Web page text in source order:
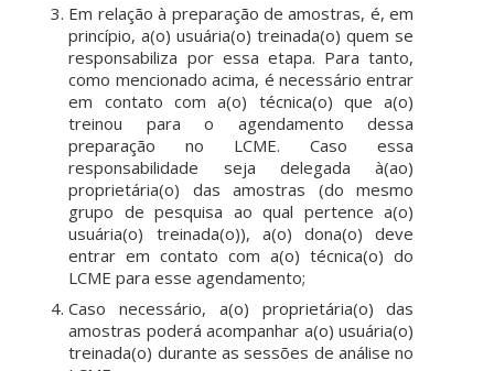
Em relação à preparação de amostras, é, em
princípio, a(o) usuária(o) treinada(o) quem se
responsabiliza por essa etapa. Para tanto,
como mencionado acima, é necessário entrar
em contato com a(o) técnica(o) que a(o)
treinou para o agendamento dessa
preparação no LCME. Caso essa
responsabilidade seja delegada à(ao)
proprietária(o) das amostras (do mesmo
grupo de pesquisa ao qual pertence a(o)
usuária(o) treinada(o)), a(o) dona(o) deve
entrar em contato com a(o) técnica(o) do
LCME para esse agendamento;
Caso necessário, a(o) proprietária(o) das
amostras poderá acompanhar a(o) usuária(o)
treinada(o) durante as sessões de análise no